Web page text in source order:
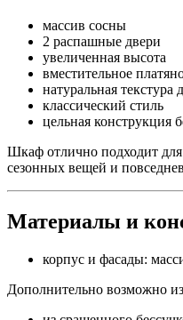
массив сосны
2 распашные двери
увеличенная высота
вместительное
натуральная текстура
классический стиль
цельная конструкция
Шкаф отлично подходит
сезонных вещей и
Материалы и
корпус и фасады:
Дополнительно возможно